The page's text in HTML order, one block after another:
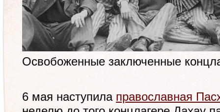
Освобоженные заключенные
6 мая наступила православная